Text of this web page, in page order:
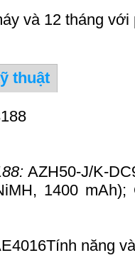
và 12 tháng với
thuật
AZH50-J/K-
1400
Tính năng